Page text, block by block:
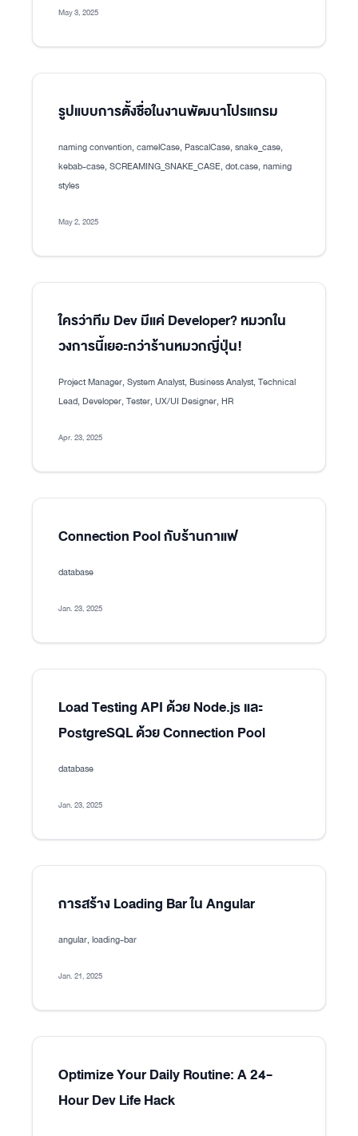
May 3, 2025
รูปแบบการตั้งชื่อในงานพัฒนาโปรแกรม
naming convention, camelCase, PascalCase, snake_case,
kebab-case, SCREAMING_SNAKE_CASE, dot.case, naming
styles
May 2, 2025
ใครว่าทีม Dev มีแค่ Developer? หมวกใน
วงการนี้เยอะกว่าร้านหมวกญี่ปุ่น!
Project Manager, System Analyst, Business Analyst, Technical
Lead, Developer, Tester, UX/UI Designer, HR
Apr. 23, 2025
Connection Pool กับร้านกาแฟ
database
Jan. 23, 2025
Load Testing API ด้วย Node.js และ
PostgreSQL ด้วย Connection Pool
database
Jan. 23, 2025
การสร้าง Loading Bar ใน Angular
angular, loading-bar
Jan. 21, 2025
Optimize Your Daily Routine: A 24-
Hour Dev Life Hack